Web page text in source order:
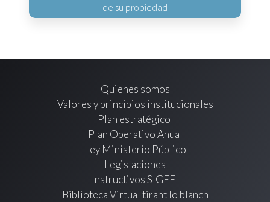
de su propiedad
Quienes somos
Valores y principios institucionales
Plan estratégico
Plan Operativo Anual
Ley Ministerio Público
Legislaciones
Instructivos SIGEFI
Biblioteca Virtual tirant lo blanch